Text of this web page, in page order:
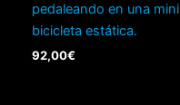
pedaleando en una mini
bicicleta estática.
92,00€